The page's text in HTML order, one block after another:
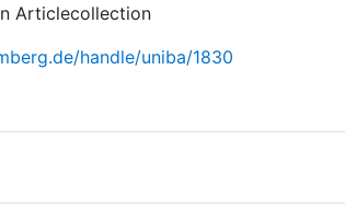
Articlecollection
handle/uniba/1830